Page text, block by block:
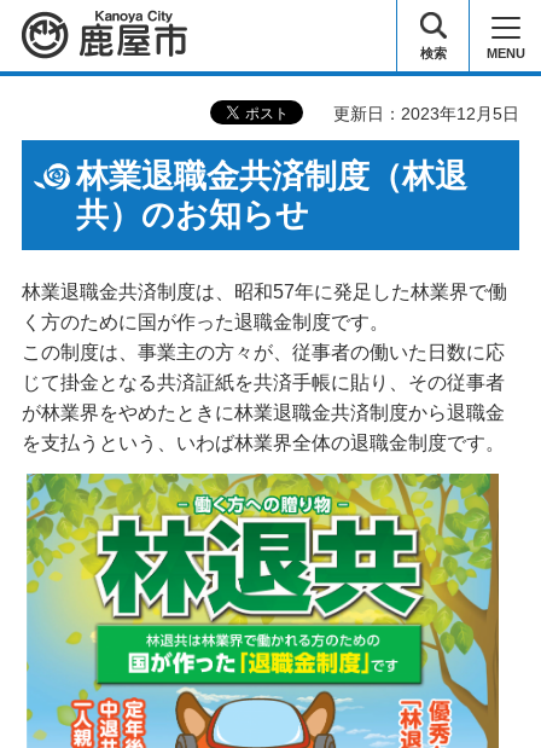
鹿屋市 検索 MENU
更新日：2023年12月5日
林業退職金共済制度（林退
共）のお知らせ
林業退職金共済制度は、昭和57年に発足した林業界で働
く方のために国が作った退職金制度です。
この制度は、事業主の方々が、従事者の働いた日数に応
じて掛金となる共済証紙を共済手帳に貼り、その従事者
が林業界をやめたときに林業退職金共済制度から退職金
を支払うという、いわば林業界全体の退職金制度です。